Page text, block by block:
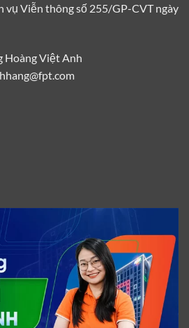
vụ Viễn thông số 255/GP-CVT ngày
Hoàng Việt Anh